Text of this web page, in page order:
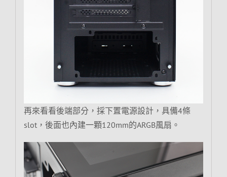
再來看看後端部分，採下置電源設計，具備4條
slot，後面也內建一顆120mm的ARGB風扇。